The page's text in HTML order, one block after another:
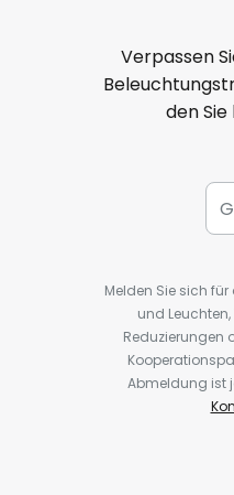
Verpassen
den
Melden Sie sich
und
Reduzierungen
Abmeldung ist